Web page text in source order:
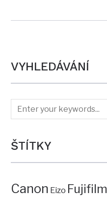
VYHLEDÁVÁNÍ
ŠTÍTKY
Canon Eizo Fujifilm